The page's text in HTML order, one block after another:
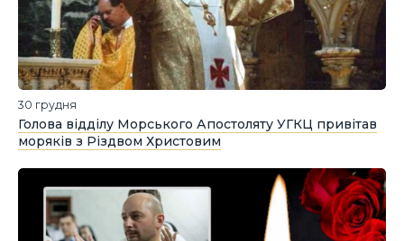
30 грудня
Голова відділу Морського Апостоляту УГКЦ привітав
моряків з Різдвом Христовим